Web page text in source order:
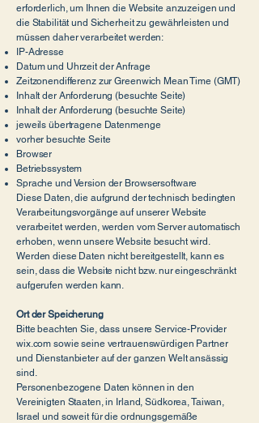
erforderlich, um Ihnen die Website anzuzeigen und
die Stabilität und Sicherheit zu gewährleisten und
müssen daher verarbeitet werden:
IP-Adresse
Datum und Uhrzeit der Anfrage
Zeitzonendifferenz zur Greenwich Mean Time (GMT)
Inhalt der Anforderung (besuchte Seite)
Inhalt der Anforderung (besuchte Seite)
jeweils übertragene Datenmenge
vorher besuchte Seite
Browser
Betriebssystem
Sprache und Version der Browsersoftware
Diese Daten, die aufgrund der technisch bedingten
Verarbeitungsvorgänge auf unserer Website
verarbeitet werden, werden vom Server automatisch
erhoben, wenn unsere Website besucht wird.
Werden diese Daten nicht bereitgestellt, kann es
sein, dass die Website nicht bzw. nur eingeschränkt
aufgerufen werden kann.
Ort der Speicherung
Bitte beachten Sie, dass unsere Service-Provider
wix.com sowie seine vertrauenswürdigen Partner
und Dienstanbieter auf der ganzen Welt ansässig
sind.
Personenbezogene Daten können in den
Vereinigten Staaten, in Irland, Südkorea, Taiwan,
Israel und soweit für die ordnungsgemäße